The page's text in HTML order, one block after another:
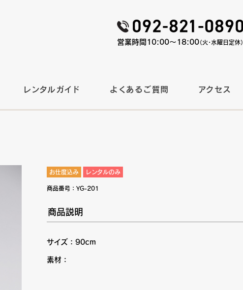
営業時間10:00〜18:00（火・水曜日定休）
レンタルガイド よくあるご質問 アクセス
お仕度込み レンタルのみ
商品番号： YG-201
商品説明
サイズ：90cm
素材：